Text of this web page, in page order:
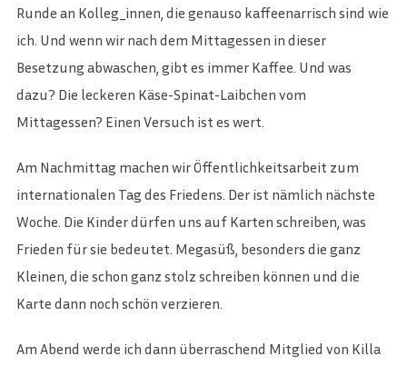
Runde an Kolleg_innen, die genauso kaffeenarrisch sind wie
ich. Und wenn wir nach dem Mittagessen in dieser
Besetzung abwaschen, gibt es immer Kaffee. Und was
dazu? Die leckeren Käse-Spinat-Laibchen vom
Mittagessen? Einen Versuch ist es wert.
Am Nachmittag machen wir Öffentlichkeitsarbeit zum
internationalen Tag des Friedens. Der ist nämlich nächste
Woche. Die Kinder dürfen uns auf Karten schreiben, was
Frieden für sie bedeutet. Megasüß, besonders die ganz
Kleinen, die schon ganz stolz schreiben können und die
Karte dann noch schön verzieren.
Am Abend werde ich dann überraschend Mitglied von Killa